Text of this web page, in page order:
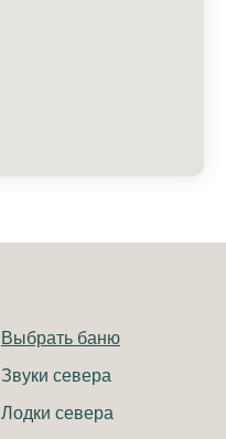
Выбрать баню
Звуки севера
Лодки севера